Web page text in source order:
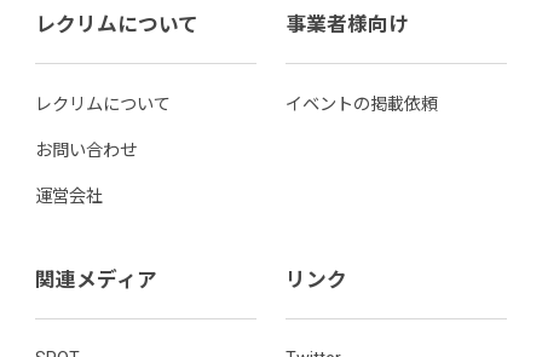
レクリムについて
レクリムについて
お問い合わせ
運営会社
事業者様向け
イベントの掲載依頼
関連メディア リンク